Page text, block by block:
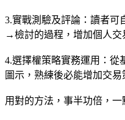
3.實戰測驗及評論：讀者
→檢討的過程，增加個人交
4.選擇權策略實務運用：從
圖示，熟練後必能增加交易
用對的方法，事半功倍，一